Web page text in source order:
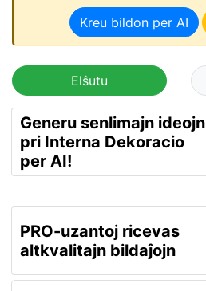
Kreu bildon per AI
Elŝutu
Generu senlimajn ideojn
pri Interna Dekoracio
per AI!
PRO-uzantoj ricevas
altkvalitajn bildaĵojn